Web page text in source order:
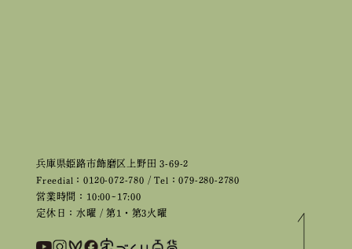
兵庫県姫路市飾磨区上野田 3-69-2
Freedial：0120-072-780 / Tel：079-280-2780
営業時間：10:00~17:00
定休日：水曜 / 第1・第3火曜